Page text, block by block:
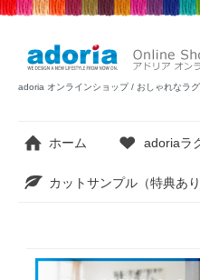
adoria オンラインショップ / おしゃれなラ
ホーム adoriaラ
カットサンプル（特典あり